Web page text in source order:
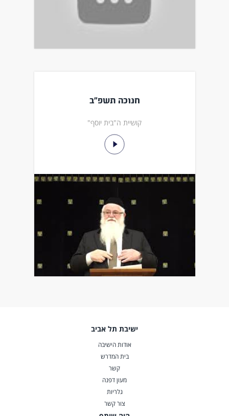
חנוכה תשפ"ב
קושיית ה"בית יוסף"
ישיבת תל אביב
אודות הישיבה
בית המדרש
קשר
מעון דפנה
גלריות
צור קשר